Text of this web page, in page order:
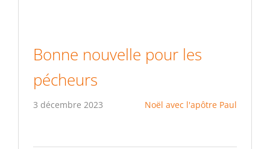
Bonne nouvelle pour les
pécheurs
3 décembre 2023 Noël avec l'apôtre Paul